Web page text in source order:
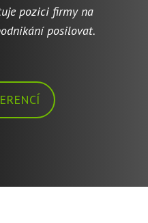
pozici firmy na
posilovat.